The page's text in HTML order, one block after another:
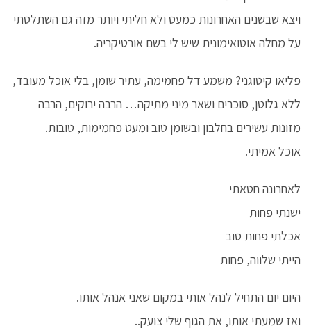
ויצא שבשנים האחרונות כמעט ולא חליתי ויותר מזה גם השתלטתי
על מחלה אוטואימונית שיש לי בשם אורטיקריה.
פליאו קיטוגני? משמע דל פחמימה, עתיר שומן, בלי אוכל מעובד,
ללא גלוטן, סוכרים ושאר מיני מתיקה… הרבה ירוקים, הרבה
מזונות עשירים בחלבון ובשומן טוב ומעט פחמימות, טובות.
אוכל אמיתי.
לאחרונה חטאתי
ישנתי פחות
אכלתי פחות טוב
הייתי שלווה, פחות
היום יום התחיל לנהל אותי במקום שאני אנהל אותו.
ואז שמעתי אותו, את הגוף שלי צועק..